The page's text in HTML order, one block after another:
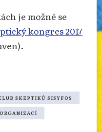
je možné se
kongres 2017
SKEPTIKŮ SISYFOS